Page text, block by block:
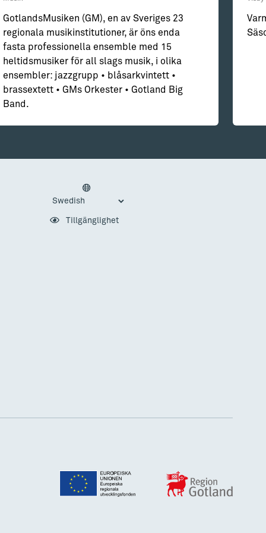
GotlandsMusiken (GM), en av Sveriges 23
regionala musikinstitutioner, är öns enda
fasta professionella ensemble med 15
heltidsmusiker för all slags musik, i olika
ensembler: jazzgrupp • blåsarkvintett •
brassextett • GMs Orkester • Gotland Big
Band.
Tillgänglighet